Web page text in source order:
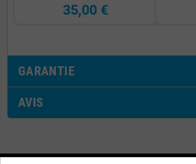
35,00 €
GARANTIE
AVIS